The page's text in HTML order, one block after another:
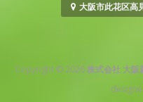
大阪市此花区高
Copyright © 2026株式会社 大阪